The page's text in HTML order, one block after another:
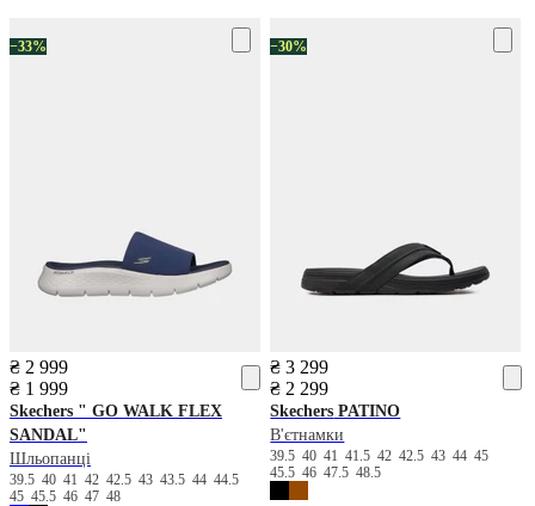
−33%
₴ 2 999
₴ 1 999
Skechers " GO WALK FLEX
SANDAL"
Шльопанці
39.5 40 41 42 42.5 43 43.5 44 44.5
45 45.5 46 47 48
−30%
₴ 3 299
₴ 2 299
Skechers PATINO
В'єтнамки
39.5404141.54242.5434445
45.54647.548.5